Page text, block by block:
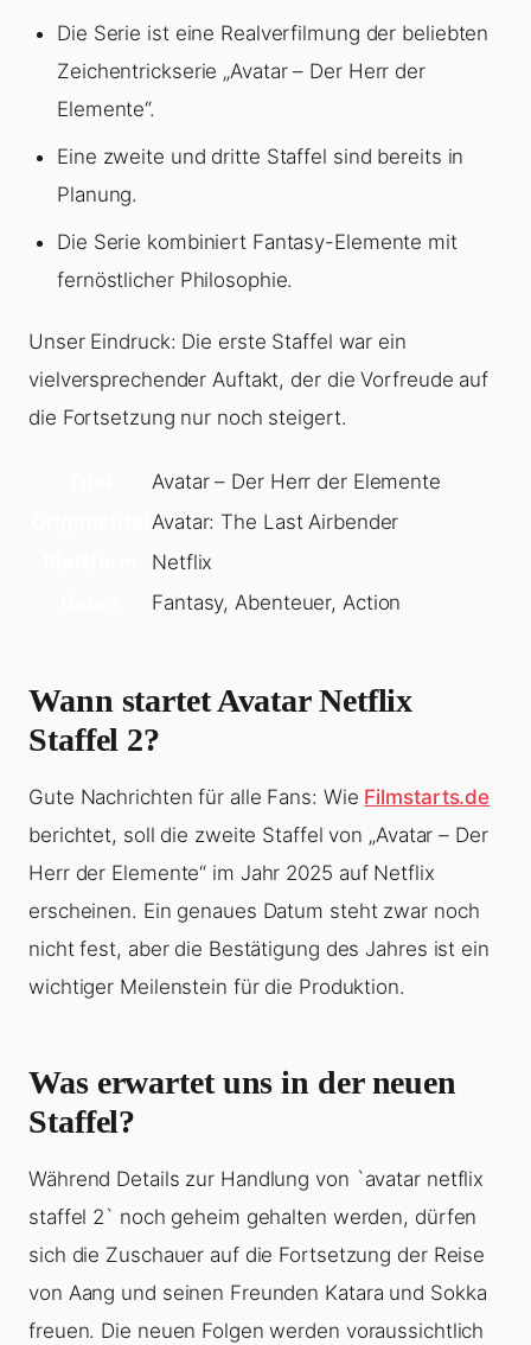
Die Serie ist eine Realverfilmung der beliebten
Zeichentrickserie „Avatar – Der Herr der
Elemente“.
Eine zweite und dritte Staffel sind bereits in
Planung.
Die Serie kombiniert Fantasy-Elemente mit
fernöstlicher Philosophie.
Unser Eindruck: Die erste Staffel war ein
vielversprechender Auftakt, der die Vorfreude auf
die Fortsetzung nur noch steigert.
Avatar – Der Herr der Elemente
Avatar: The Last Airbender
Netflix
Fantasy, Abenteuer, Action
Wann startet Avatar Netflix
Staffel 2?
Gute Nachrichten für alle Fans: Wie Filmstarts.de
berichtet, soll die zweite Staffel von „Avatar – Der
Herr der Elemente“ im Jahr 2025 auf Netflix
erscheinen. Ein genaues Datum steht zwar noch
nicht fest, aber die Bestätigung des Jahres ist ein
wichtiger Meilenstein für die Produktion.
Was erwartet uns in der neuen
Staffel?
Während Details zur Handlung von `avatar netflix
staffel 2` noch geheim gehalten werden, dürfen
sich die Zuschauer auf die Fortsetzung der Reise
von Aang und seinen Freunden Katara und Sokka
freuen. Die neuen Folgen werden voraussichtlich